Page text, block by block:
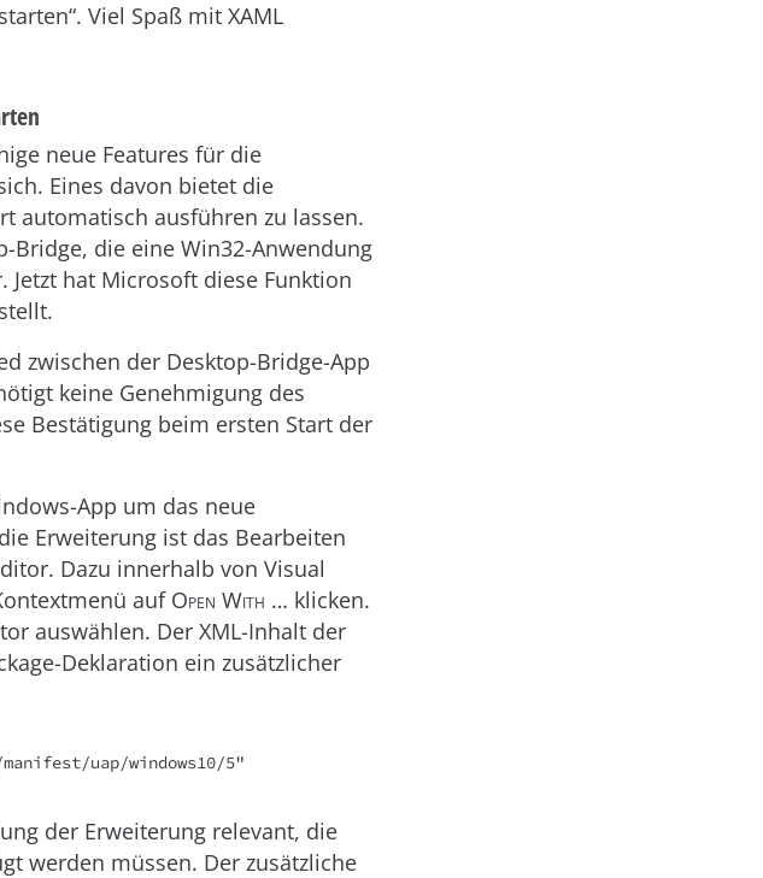
Viel Spaß mit XAML
neue Features für die
Eines davon bietet die
automatisch ausführen zu lassen.
Bridge, die eine Win32-Anwendung
hat Microsoft diese Funktion
zwischen der Desktop-Bridge-App
keine Genehmigung des
Bestätigung beim ersten Start der
App um das neue
Erweiterung ist das Bearbeiten
Dazu innerhalb von Visual
auf Open With … klicken.
auswählen. Der XML-Inhalt der
Deklaration ein zusätzlicher
uap/windows10/5"
der Erweiterung relevant, die
werden müssen. Der zusätzliche